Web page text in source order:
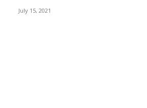
July 15, 2021